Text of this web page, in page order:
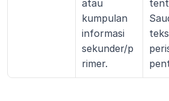
atau
kumpulan
informasi
sekunder/p
rimer.